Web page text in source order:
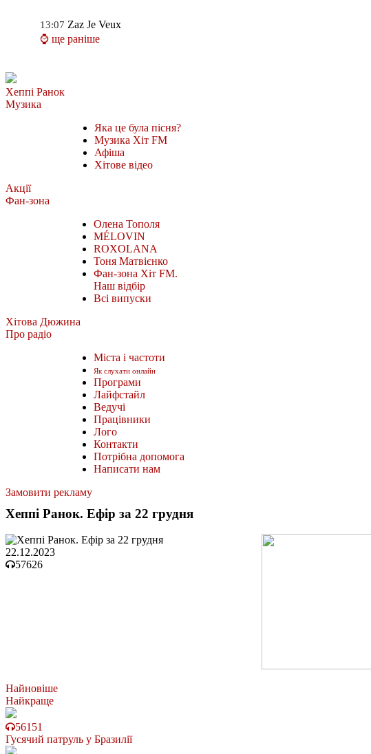
13:07 Zaz Je Veux
⌚ ще раніше
Хеппі Ранок
Музика
Яка це була пісня?
Музика Хіт FM
Афіша
Хітове відео
Акції
Фан-зона
Олена Тополя
MÉLOVIN
ROXOLANA
Тоня Матвієнко
Фан-зона Хіт FM.
Наш відбір
Всі випуски
Хітова Дюжина
Про радіо
Міста і частоти
Як слухати онлайн
Програми
Лайфстайл
Ведучі
Працівники
Лого
Контакти
Потрібна допомога
Написати нам
Замовити рекламу
Хеппі Ранок. Ефір за 22 грудня
22.12.2023
57626
Найновіше
Найкраще
56151
Гусячий патруль у Бразилії